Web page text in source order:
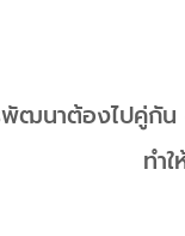
พัฒนาต้องไปคู่กั
ทำ